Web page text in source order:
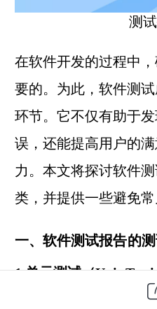
测
在软件开发的过程中
要的。为此， 软件测试
环节。它不仅有助于
误，还能提高用户的
力。本文将探讨软件
类，并提供一些避免常
一、软件测试报告的
1.单元测试（Unit
：这是对软件最